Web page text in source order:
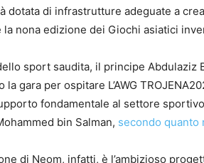
dotata di infrastrutture adeguate a
la nona edizione dei Giochi asiatici
sport saudita, il principe Abdulaziz
la gara per ospitare L’AWG
fondamentale al settore
bin Salman, secondo quanto
di Neom, infatti, è l’ambizioso